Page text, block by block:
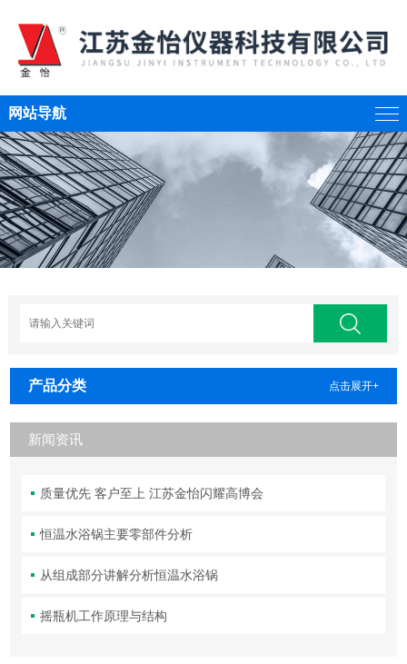
网站导航
产品分类 点击展开+
新闻资讯
质量优先 客户至上 江苏金怡闪耀高博会
恒温水浴锅主要零部件分析
从组成部分讲解分析恒温水浴锅
摇瓶机工作原理与结构